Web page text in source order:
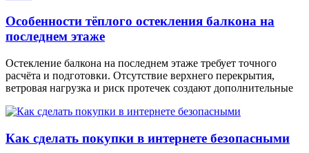
Особенности тёплого остекления балкона на
последнем этаже
Остекление балкона на последнем этаже требует точного
расчёта и подготовки. Отсутствие верхнего перекрытия,
ветровая нагрузка и риск протечек создают дополнительные
Как сделать покупки в интернете безопасными